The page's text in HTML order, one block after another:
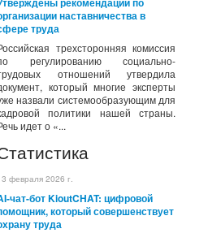
наставничества в
труда
трехсторонняя комиссия
регулированию социально-
отношений утвердила
который многие эксперты
назвали системообразующим для
политики нашей страны.
идет о «...
февраля 2026 г.
чат-бот KioutCHAT: цифровой
который совершенствует
труда